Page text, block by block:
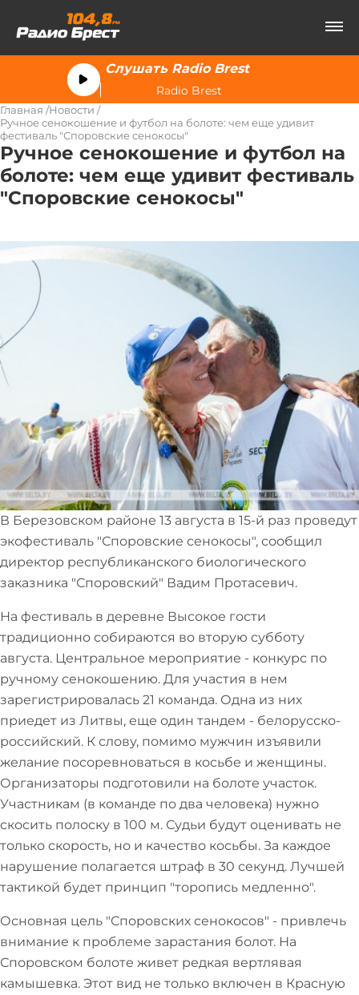
Слушать Radio Brest
Radio Brest
Главная Новости
Ручное сенокошение и футбол на болоте: чем еще удивит
фестиваль "Споровские сенокосы"
Ручное сенокошение и футбол на
болоте: чем еще удивит фестиваль
"Споровские сенокосы"
В Березовском районе 13 августа в 15-й раз проведут
экофестиваль "Споровские сенокосы", сообщил
директор республиканского биологического
заказника "Споровский" Вадим Протасевич.
На фестиваль в деревне Высокое гости
традиционно собираются во вторую субботу
августа. Центральное мероприятие - конкурс по
ручному сенокошению. Для участия в нем
зарегистрировалась 21 команда. Одна из них
приедет из Литвы, еще один тандем - белорусско-
российский. К слову, помимо мужчин изъявили
желание посоревноваться в косьбе и женщины.
Организаторы подготовили на болоте участок.
Участникам (в команде по два человека) нужно
скосить полоску в 100 м. Судьи будут оценивать не
только скорость, но и качество косьбы. За каждое
нарушение полагается штраф в 30 секунд. Лучшей
тактикой будет принцип "торопись медленно".
Основная цель "Споровских сенокосов" - привлечь
внимание к проблеме зарастания болот. На
Споровском болоте живет редкая вертлявая
камышевка. Этот вид не только включен в Красную